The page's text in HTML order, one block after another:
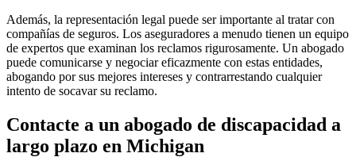
Además, la representación legal puede ser importante al tratar con
compañías de seguros. Los aseguradores a menudo tienen un equipo
de expertos que examinan los reclamos rigurosamente. Un abogado
puede comunicarse y negociar eficazmente con estas entidades,
abogando por sus mejores intereses y contrarrestando cualquier
intento de socavar su reclamo.
Contacte a un abogado de discapacidad a
largo plazo en Michigan